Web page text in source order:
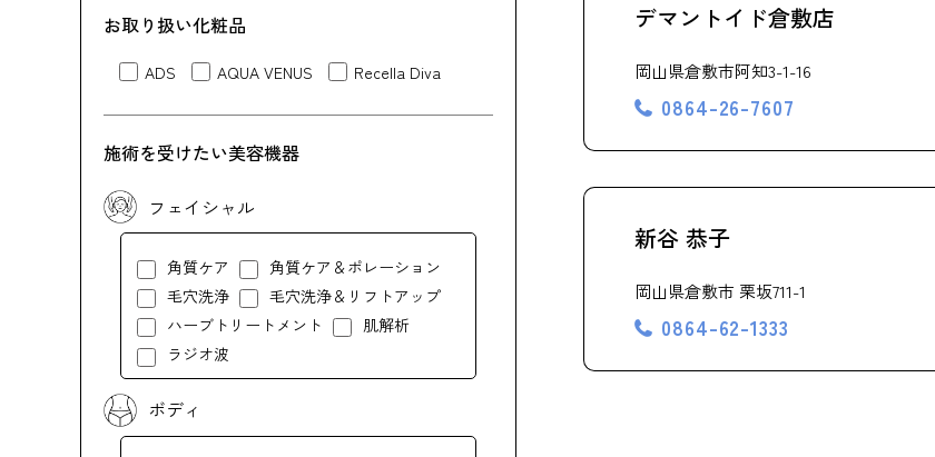
お取り扱い化粧品
ADS AQUA VENUS Recella Diva
施術を受けたい美容機器
フェイシャル
角質ケア
角質ケア＆ポレーション
毛穴洗浄
毛穴洗浄＆リフトアップ
ハーブトリートメント
肌解析
ラジオ波
ボディ
デマントイド倉敷店
岡山県倉敷市阿知3-1-16
0864-26-7607
新谷 恭子
岡山県倉敷市 栗坂711-1
0864-62-1333